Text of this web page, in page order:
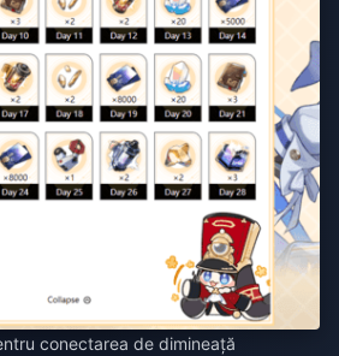
conectarea de dimineață